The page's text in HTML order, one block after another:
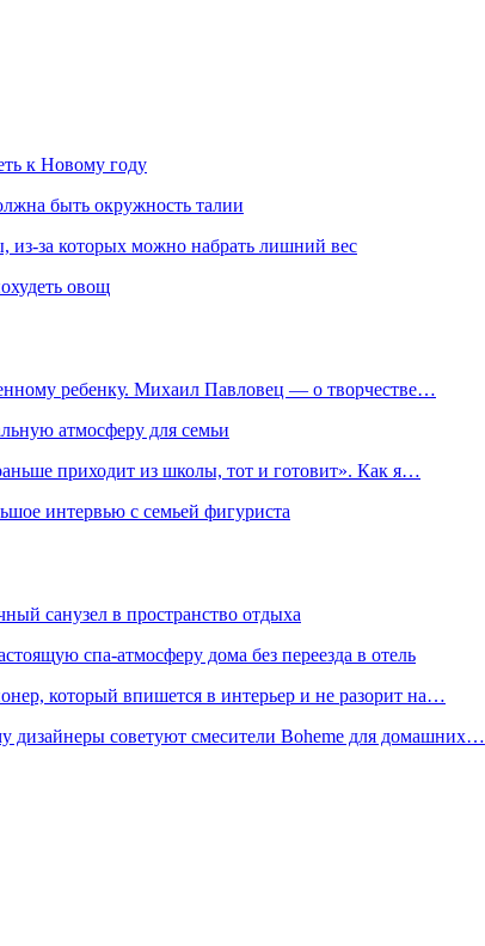
к Новому году
быть окружность талии
из-за которых можно набрать лишний вес
овощ
ребенку. Михаил Павловец — о творчестве…
атмосферу для семьи
приходит из школы, тот и готовит». Как я…
интервью с семьей фигуриста
санузел в пространство отдыха
спа-атмосферу дома без переезда в отель
который впишется в интерьер и не разорит на…
дизайнеры советуют смесители Boheme для домашних…